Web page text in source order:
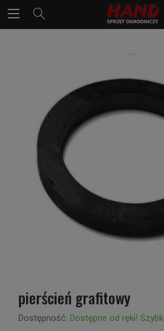
pierścień grafitowy
Dostępność: Dostępne od ręki!